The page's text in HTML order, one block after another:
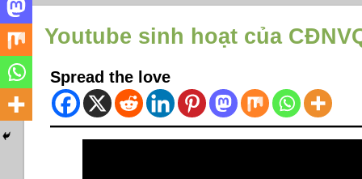
Youtube sinh hoạt của
Spread the love